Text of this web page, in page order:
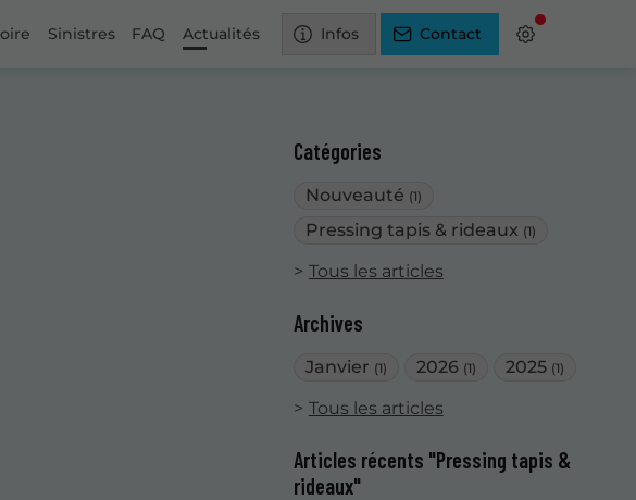
Sinistres FAQ Actualités Infos Contact
Catégories
Nouveauté (1)
Pressing tapis & rideaux (1)
Tous les articles
Archives
Janvier (1) 2026 (1) 2025 (1)
Tous les articles
Articles récents "Pressing tapis &
rideaux"